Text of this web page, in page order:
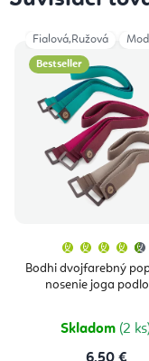
Bestseller
Bodhi dvojfarebný
nosenie joga
Skladom (2
Fialová,Ružová